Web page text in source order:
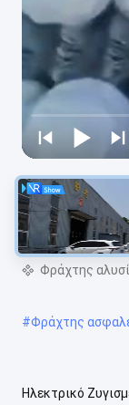
Ηλεκτρικό
Φράχτης
#Φράχτης
Ηλεκτρικό